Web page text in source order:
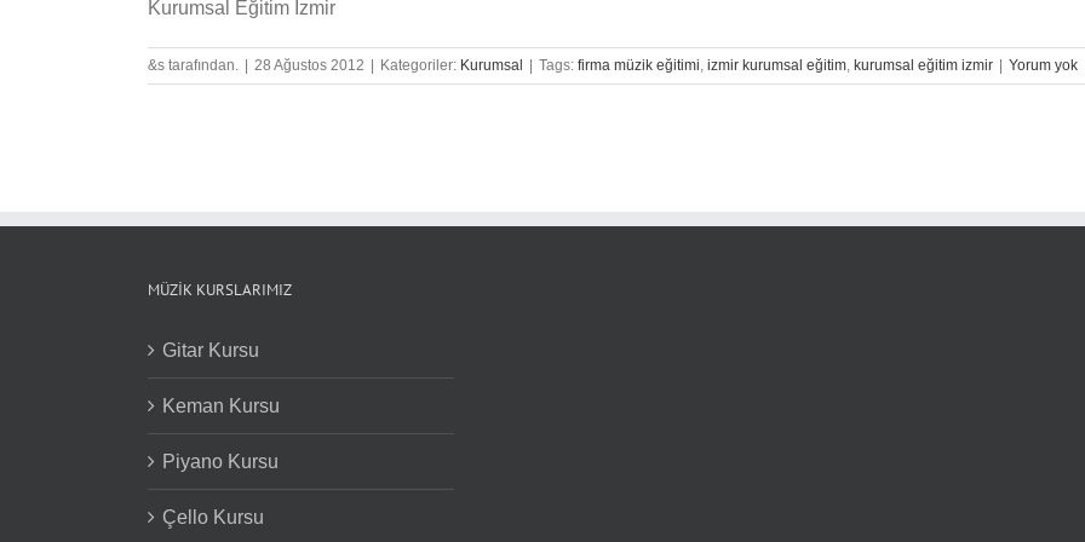
Kurumsal Eğitim İzmir
&s tarafından. 28 Ağustos 2012 Kategoriler: Kurumsal Tags: firma müzik eğitimi, izmir kurumsal eğitim, kurumsal eğitim izmir Yorum yok
MÜZIK KURSLARIMIZ
Gitar Kursu
Keman Kursu
Piyano Kursu
Çello Kursu